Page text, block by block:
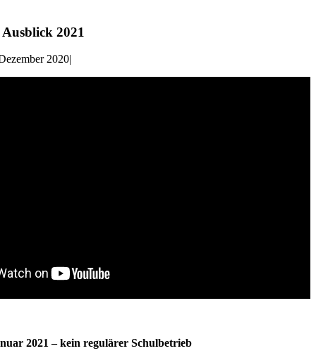
2021
2020|
2021 – kein regulärer Schulbetrieb